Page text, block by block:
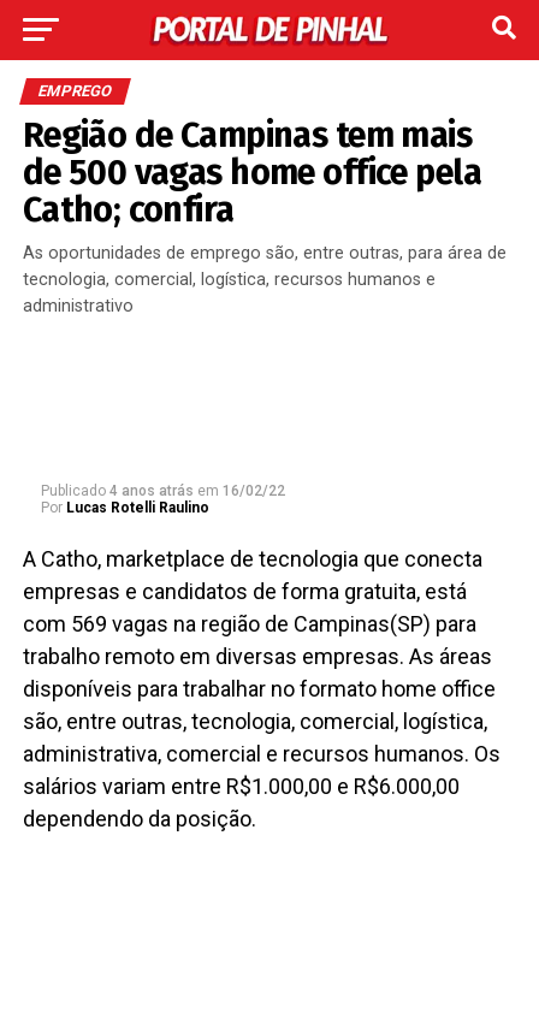
EMPREGO
Região de Campinas tem mais
de 500 vagas home office pela
Catho; confira
As oportunidades de emprego são, entre outras, para área de
tecnologia, comercial, logística, recursos humanos e
administrativo
Publicado 4 anos atrás em 16/02/22
Por Lucas Rotelli Raulino
A Catho, marketplace de tecnologia que conecta
empresas e candidatos de forma gratuita, está
com 569 vagas na região de Campinas(SP) para
trabalho remoto em diversas empresas. As áreas
disponíveis para trabalhar no formato home office
são, entre outras, tecnologia, comercial, logística,
administrativa, comercial e recursos humanos. Os
salários variam entre R$1.000,00 e R$6.000,00
dependendo da posição.